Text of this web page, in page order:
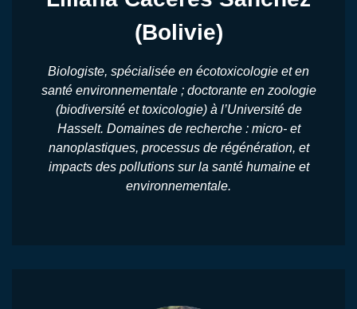
(Bolivie)
Biologiste, spécialisée en écotoxicologie et en
santé environnementale ; doctorante en zoologie
(biodiversité et toxicologie) à l’Université de
Hasselt. Domaines de recherche : micro- et
nanoplastiques, processus de régénération, et
impacts des pollutions sur la santé humaine et
environnementale.